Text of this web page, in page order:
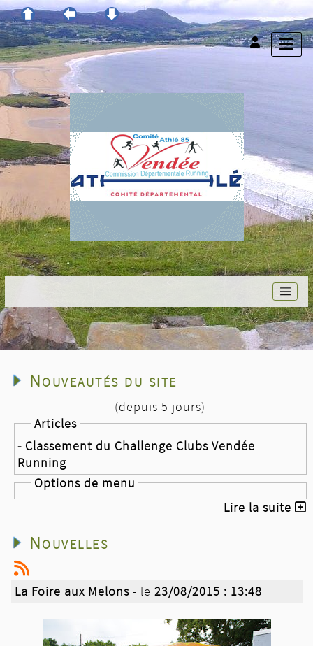
Nouveautés du site
(depuis 5 jours)
Articles
- Classement du Challenge Clubs Vendée
Running
Options de menu
- Les plages Fautaises
- la course des ridins
- Classement du Challenge Clubs Vendée
Running après 8 épreuves sur 8
Lire la suite
Nouvelles
La Foire aux Melons - le 23/08/2015 : 13:48